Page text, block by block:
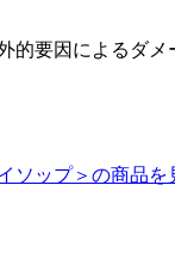
的要因によるダ
ソップ＞の商品を